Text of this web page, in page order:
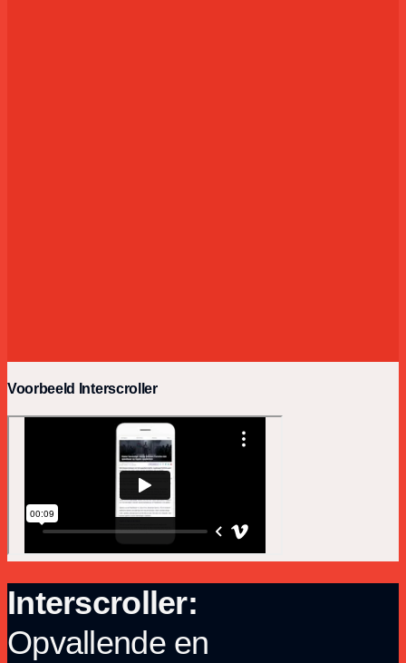
Voorbeeld Interscroller
Interscroller:
Opvallende en